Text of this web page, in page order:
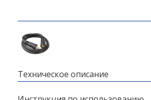
Техническое описание